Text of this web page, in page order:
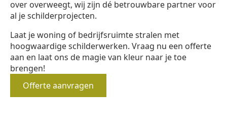
over overweegt, wij zijn dé betrouwbare partner voor
al je schilderprojecten.
Laat je woning of bedrijfsruimte stralen met
hoogwaardige schilderwerken. Vraag nu een offerte
aan en laat ons de magie van kleur naar je toe
brengen!
Offerte aanvragen